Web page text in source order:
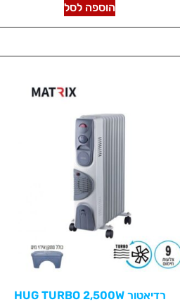
הוספה לסל
רדיאטור HUG TURBO 2,500W